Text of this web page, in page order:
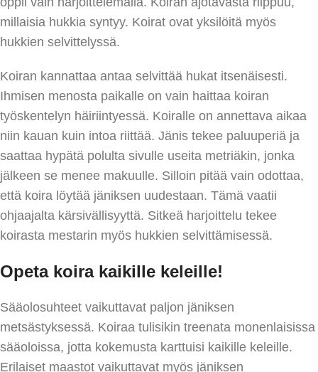
millaisia hukkia syntyy. Koirat ovat yksilöitä myös
hukkien selvittelyssä.
Koiran kannattaa antaa selvittää hukat itsenäisesti.
Ihmisen menosta paikalle on vain haittaa koiran
työskentelyn häiriintyessä. Koiralle on annettava aikaa
niin kauan kuin intoa riittää. Jänis tekee paluuperiä ja
saattaa hypätä polulta sivulle useita metriäkin, jonka
jälkeen se menee makuulle. Silloin pitää vain odottaa,
että koira löytää jäniksen uudestaan. Tämä vaatii
ohjaajalta kärsivällisyyttä. Sitkeä harjoittelu tekee
koirasta mestarin myös hukkien selvittämisessä.
Opeta koira kaikille keleille!
Sääolosuhteet vaikuttavat paljon jäniksen
metsästyksessä. Koiraa tulisikin treenata monenlaisissa
sääoloissa, jotta kokemusta karttuisi kaikille keleille.
Erilaiset maastot vaikuttavat myös jäniksen